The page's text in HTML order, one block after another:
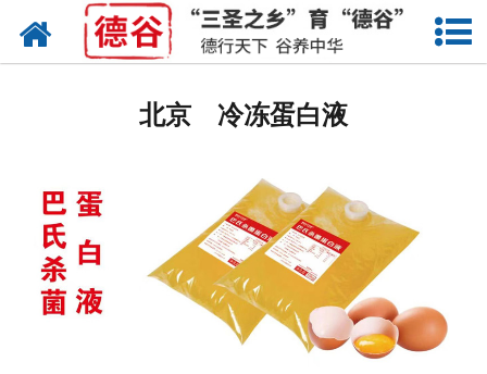
网站首页
北京卤蛋
北京茶叶蛋
北京蛋壳粉
北京溏心蛋
北京 冷冻蛋白液